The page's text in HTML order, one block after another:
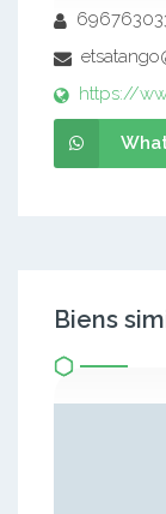
https://
Biens